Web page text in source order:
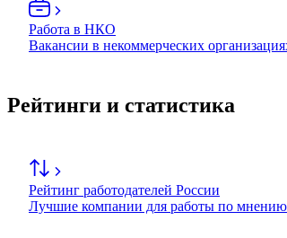
Работа в НКО
Вакансии в некоммерческих
Рейтинги и статистика
Рейтинг работодателей России
Лучшие компании для работы по мнению